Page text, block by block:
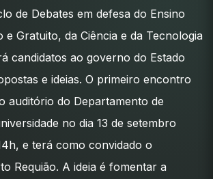
de Debates em defesa do Ensino
e Gratuito, da Ciência e da Tecnologia
candidatos ao governo do Estado
e ideias. O primeiro encontro
auditório do Departamento de
no dia 13 de setembro
e terá como convidado o
Requião. A ideia é fomentar a